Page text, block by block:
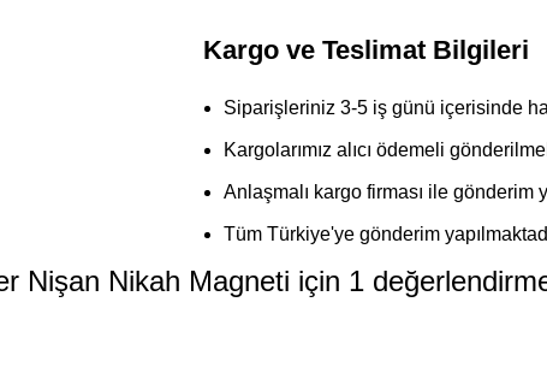
Kargo ve Teslimat Bilgileri
Siparişleriniz 3-5 iş günü içerisinde
Kargolarımız alıcı ödemeli
Anlaşmalı kargo firması ile gönderim
Tüm Türkiye'ye gönderim
Nişan Nikah Magneti için 1